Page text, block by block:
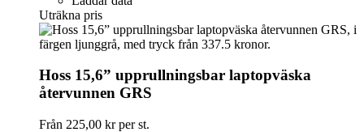
Uträkna pris
Hoss 15,6” upprullningsbar laptopväska
återvunnen GRS
Från 225,00 krper st.